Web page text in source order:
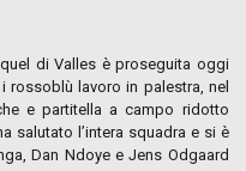
di Valles è proseguita oggi
rossoblù lavoro in palestra, nel
e partitella a campo ridotto
salutato l’intera squadra e si è
Dan Ndoye e Jens Odgaard